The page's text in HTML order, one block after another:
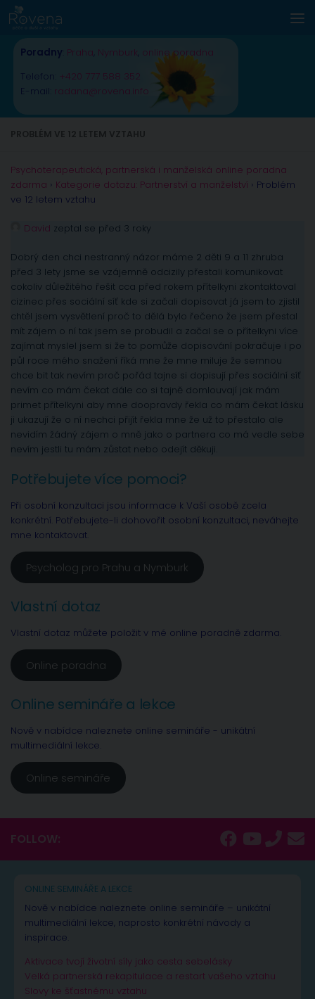
Skip to content
Poradny Praha Nymburk online poradna
Telefon: +420 777 588 352
E-mail: radana@rovena.info
Psychoterapeutická, partnerská i manželská online poradna
zdarma › Kategorie dotazu: Partnerství a manželství › Problém
ve 12 letem vztahu
David zeptal se před 3 roky
Dobrý den chci nestranný názor máme 2 děti 9 a 11 zhruba
před 3 lety jsme se vzájemně odcizily přestali komunikovat
cokoliv důležitého řešit cca před rokem přítelkyni zkontaktoval
cizinec přes sociální síť kde si začali dopisovat já jsem to zjistil
chtěl jsem vysvětlení proč to dělá bylo řečeno že jsem přestal
mít zájem o ní tak jsem se probudil a začal se o přítelkyni více
zajímat myslel jsem si že to pomůže dopisování pokračuje i po
půl roce mého snažení říká mne že mne miluje že semnou
chce bit tak nevím proč pořád tajne si dopisují přes sociální síť
nevím co mám čekat dále co si tajně domlouvají jak mám
primet přítelkyni aby mne doopravdy řekla co mám čekat lásku
ji ukazují že o ní nechci přijít řekla mne že už to přestalo ale
nevidím žádný zájem o mně jako o partnera co má vedle sebe
nevím jestli tu mám zůstat nebo odejít děkuji.
Potřebujete více pomoci?
Při osobní konzultaci jsou informace k Vaší osobě zcela
konkrétní. Potřebujete-li dohovořit osobní konzultaci, neváhejte
mne kontaktovat.
Psycholog pro Prahu a Nymburk
Vlastní dotaz
Vlastní dotaz můžete položit v mé online poradně zdarma.
Online poradna
Online semináře a lekce
Nově v nabídce naleznete online semináře - unikátní
multimediální lekce.
Online semináře
FOLLOW:
ONLINE SEMINÁŘE A LEKCE
Nově v nabídce naleznete online semináře – unikátní
multimediální lekce, naprosto konkrétní návody a
inspirace.
Aktivace tvojí životní síly jako cesta sebelásky
Velká partnerská rekapitulace a restart vašeho vztahu
Slovy ke šťastnému vztahu